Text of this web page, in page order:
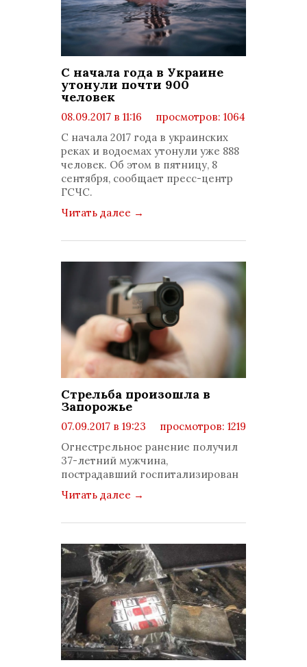
С начала года в Украине
утонули почти 900
человек
08.09.2017 в 11:16
просмотров: 1064
комментариев: 0
С начала 2017 года в украинских
реках и водоемах утонули уже 888
человек. Об этом в пятницу, 8
сентября, сообщает пресс-центр
ГСЧС.
Читать далее →
Стрельба произошла в
Запорожье
07.09.2017 в 19:23
просмотров: 1219
Огнестрельное ранение получил
37-летний мужчина,
пострадавший госпитализирован
Читать далее →